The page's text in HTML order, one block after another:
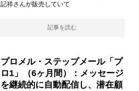
記祥さんが販売していて
記事を読む
プロメル・ステップメール「プ
ロ1」（6ヶ月間）：メッセージ
を継続的に自動配信し、潜在顧